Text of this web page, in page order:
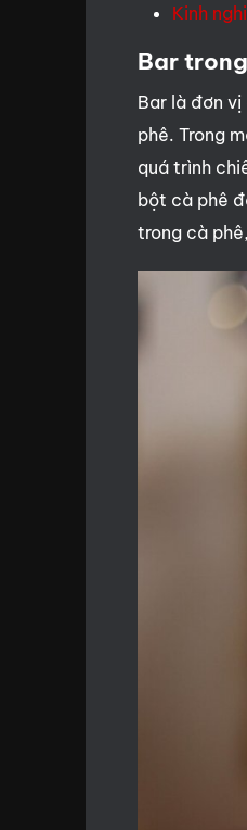
Kinh
Bar
Bar là đơn
phê. Trong
quá trình
bột cà phê
trong cà